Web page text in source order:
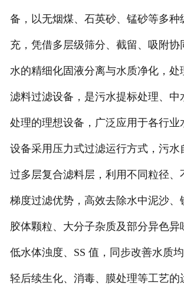
备，以无烟煤、石英砂、锰砂等多种
充，凭借多层级筛分、截留、吸附协
水的精细化固液分离与水质净化，处
滤料过滤设备，是污水提标处理、中
处理的理想设备，广泛应用于各行业
设备采用压力式过滤运行方式，污水
过多层复合滤料层，利用不同粒径、
梯度过滤优势，高效去除水中泥沙、
胶体颗粒、大分子杂质及部分异色异
低水体浊度、SS 值，同步改善水质
轻后续生化、消毒、膜处理等工艺的